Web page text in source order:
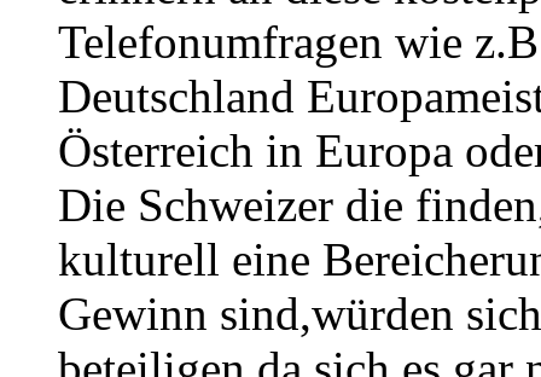
Telefonumfragen wie
Deutschland
Österreich in Europa
Die Schweizer die
kulturell eine
Gewinn sind,würden